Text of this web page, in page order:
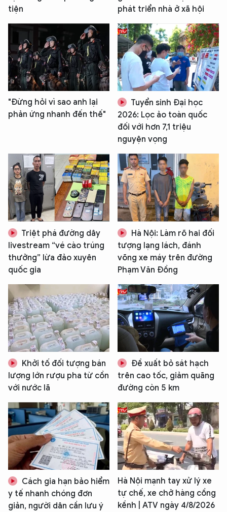
tiện
phát triển nhà ở xã hội
"Đừng hỏi vì sao anh lại
phản ứng nhanh đến thế"
Tuyển sinh Đại học
2026: Lọc ảo toàn quốc
đối với hơn 7,1 triệu
nguyện vọng
Triệt phá đường dây
livestream “vé cào trúng
thưởng” lừa đảo xuyên
quốc gia
Hà Nội: Làm rõ hai đối
tượng lạng lách, đánh
võng xe máy trên đường
Phạm Văn Đồng
Khởi tố đối tượng bán
lượng lớn rượu pha từ cồn
với nước lã
Đề xuất bỏ sát hạch
trên cao tốc, giảm quãng
đường còn 5 km
Cách gia hạn bảo hiểm
y tế nhanh chóng đơn
giản, người dân cần lưu ý
Hà Nội mạnh tay xử lý xe
tự chế, xe chở hàng cồng
kềnh | ATV ngày 4/8/2026
An Ninh Thủ Đô nhé. Tôi sẵn sàng hỗ trợ!